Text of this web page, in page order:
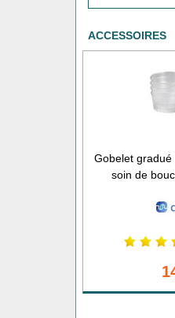
ACCESSOIRES
Gobelet
soin de